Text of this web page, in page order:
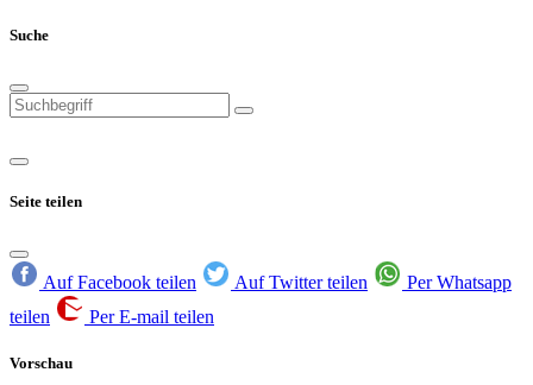
Suche
Seite teilen
Auf Facebook teilen Auf Twitter teilen
Per Whatsapp
teilen
Per E-mail teilen
Vorschau